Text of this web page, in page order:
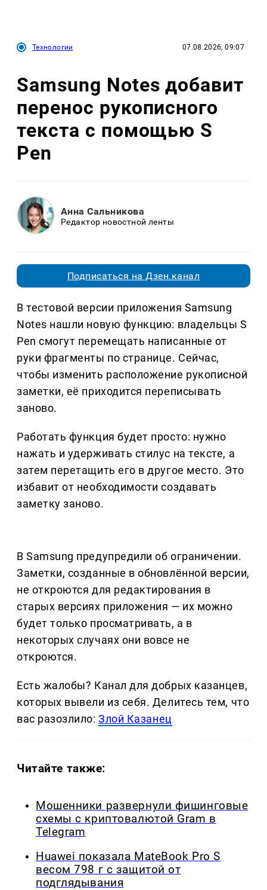
Технологии 07.08.2026, 09:07
Samsung Notes добавит
перенос рукописного
текста с помощью S
Pen
Анна Сальникова
Редактор новостной ленты
Подписаться на Дзен.канал
В тестовой версии приложения Samsung
Notes нашли новую функцию: владельцы S
Pen смогут перемещать написанные от
руки фрагменты по странице. Сейчас,
чтобы изменить расположение рукописной
заметки, её приходится переписывать
заново.
Работать функция будет просто: нужно
нажать и удерживать стилус на тексте, а
затем перетащить его в другое место. Это
избавит от необходимости создавать
заметку заново.
В Samsung предупредили об ограничении.
Заметки, созданные в обновлённой версии,
не откроются для редактирования в
старых версиях приложения — их можно
будет только просматривать, а в
некоторых случаях они вовсе не
откроются.
Есть жалобы? Канал для добрых казанцев,
которых вывели из себя. Делитеcь тем, что
вас разозлило:Злой Казанец
Читайте также:
Мошенники развернули фишинговые
схемы с криптовалютой Gram в
Telegram
Huawei показала MateBook Pro S
весом 798 г с защитой от
подглядывания